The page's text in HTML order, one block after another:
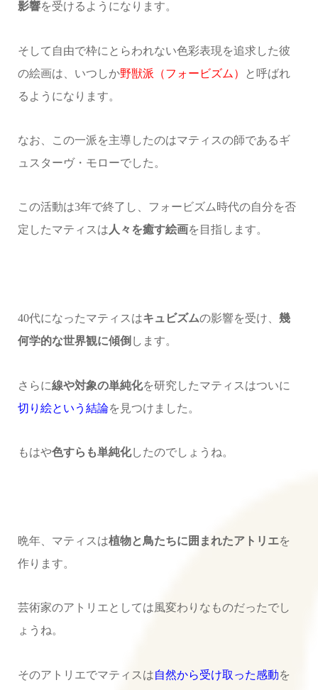
影響を受けるようになります。
そして自由で枠にとらわれない色彩表現を追求した彼
の絵画は、いつしか野獣派（フォービズム）
と呼ばれ
るようになります。
なお、この一派を主導したのはマティスの師であるギ
ュスターヴ・モローでした。
この活動は3年で終了し、フォービズム時代の自分を否
定したマティスは人々を癒す絵画を目指します。
40代になったマティスはキュビズムの影響を受け、 幾
何学的な世界観に傾倒 します。
さらに線や対象の単純化を研究したマティスはついに
切り絵という結論を見つけました。
もはや色すらも単純化したのでしょうね。
晩年、マティスは植物と鳥たちに囲まれたアトリエを
作ります。
芸術家のアトリエとしては風変わりなものだったでし
ょうね。
そのアトリエでマティスは自然から受け取った感動を